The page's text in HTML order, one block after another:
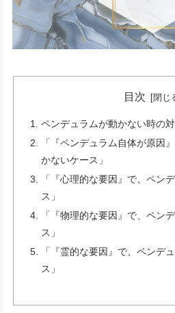
目次
ペンデュラムが動かない時の
「『ペンデュラム自体が原因
かないケース」
「『心理的な要因』で、ペン
ス」
「『物理的な要因』で、ペン
ス」
「『霊的な要因』で、ペンデ
ス」